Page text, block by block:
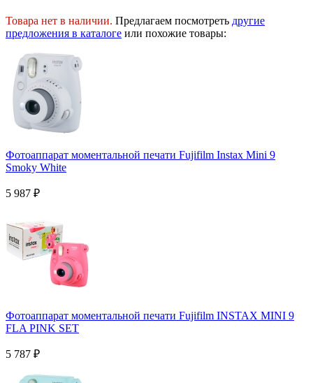
Товара нет в наличии. Предлагаем посмотреть другие
предложения в каталоге или похожие товары:
Фотоаппарат моментальной печати Fujifilm Instax Mini 9
Smoky White
5 987 ₽
Фотоаппарат моментальной печати Fujifilm INSTAX MINI 9
FLA PINK SET
5 787 ₽